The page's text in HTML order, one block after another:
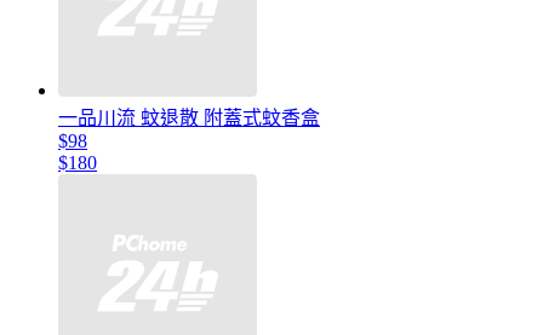
一品川流 蚊退散 附蓋式蚊香盒
$98
$180